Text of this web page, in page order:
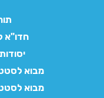
חדו"א
יסודות
מבוא
מבוא